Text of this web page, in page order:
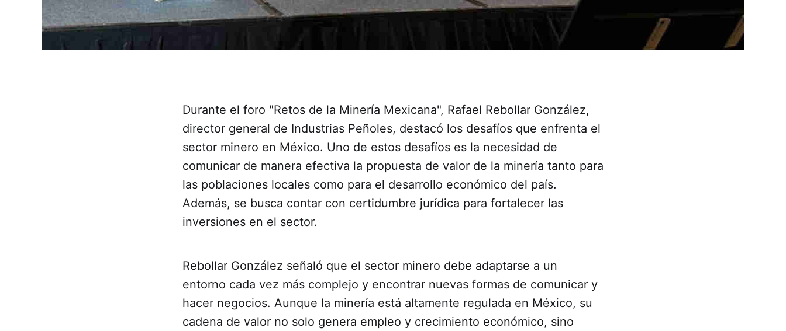
Durante el foro "Retos de la Minería Mexicana", Rafael Rebollar González,
director general de Industrias Peñoles, destacó los desafíos que enfrenta el
sector minero en México. Uno de estos desafíos es la necesidad de
comunicar de manera efectiva la propuesta de valor de la minería tanto para
las poblaciones locales como para el desarrollo económico del país.
Además, se busca contar con certidumbre jurídica para fortalecer las
inversiones en el sector.
Rebollar González señaló que el sector minero debe adaptarse a un
entorno cada vez más complejo y encontrar nuevas formas de comunicar y
hacer negocios. Aunque la minería está altamente regulada en México, su
cadena de valor no solo genera empleo y crecimiento económico, sino